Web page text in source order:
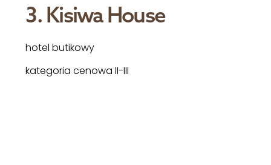
3. Kisiwa House
hotel butikowy
kategoria cenowa II-III